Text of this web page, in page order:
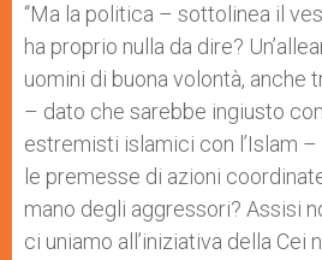
“Ma la politica – sottolinea il
ha proprio nulla da dire?
uomini di buona volontà, anche
– dato che sarebbe ingiusto
estremisti islamici con l’Islam
le premesse di azioni
mano degli aggressori? Assisi
ci uniamo all’iniziativa della Cei